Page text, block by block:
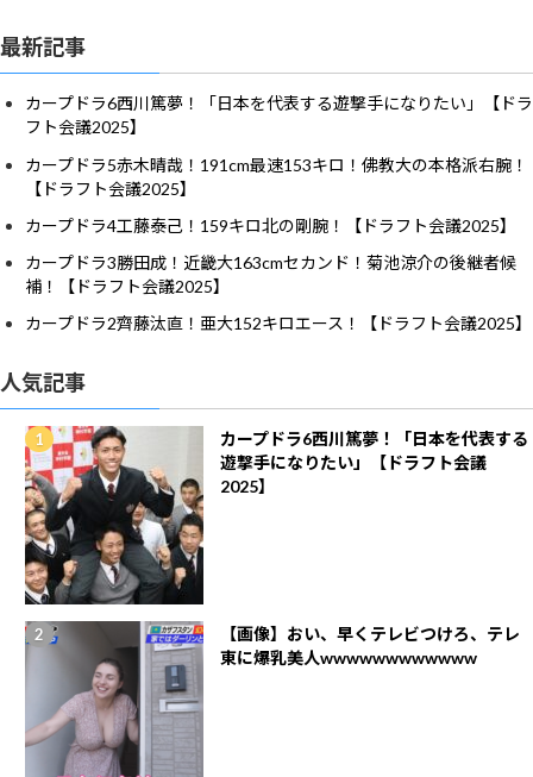
最新記事
カープドラ6西川篤夢！「日本を代表する遊撃手になりたい」【ドラ
フト会議2025】
カープドラ5赤木晴哉！191cm最速153キロ！佛教大の本格派右腕！
【ドラフト会議2025】
カープドラ4工藤泰己！159キロ北の剛腕！【ドラフト会議2025】
カープドラ3勝田成！近畿大163cmセカンド！菊池涼介の後継者候
補！【ドラフト会議2025】
カープドラ2齊藤汰直！亜大152キロエース！【ドラフト会議2025】
人気記事
カープドラ6西川篤夢！「日本を代表する
遊撃手になりたい」【ドラフト会議
2025】
【画像】おい、早くテレビつけろ、テレ
東に爆乳美人wwwwwwwwwwww